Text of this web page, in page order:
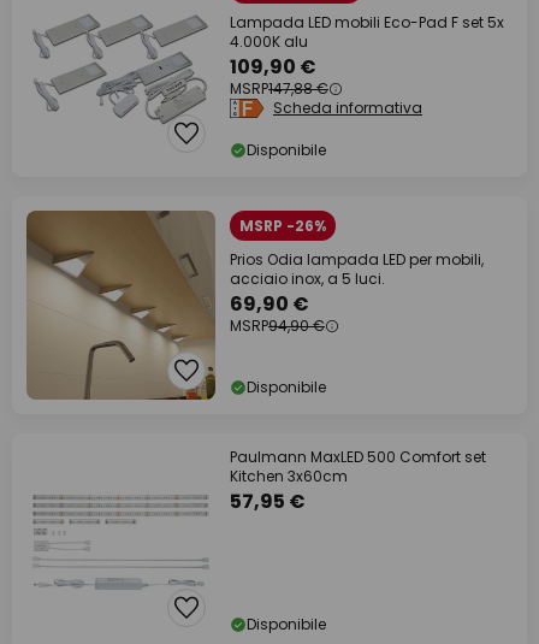
Lampada LED mobili Eco-Pad F set 5x
4.000K alu
109,90 €
MSRP147,88 €
Scheda informativa
Disponibile
MSRP -26%
Prios Odia lampada LED per mobili,
acciaio inox, a 5 luci.
69,90 €
MSRP94,90 €
Disponibile
Paulmann MaxLED 500 Comfort set
Kitchen 3x60cm
57,95 €
Disponibile